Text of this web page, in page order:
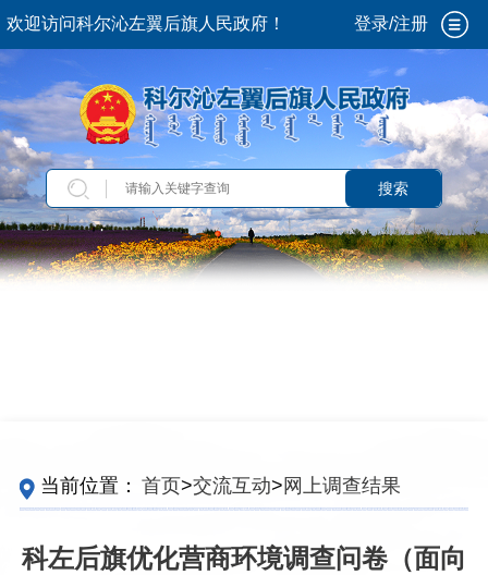
欢迎访问科尔沁左翼后旗人民政府！ 登录/注册
搜索
当前位置： 首页>交流互动> 网上调查结果
科左后旗优化营商环境调查问卷（面向